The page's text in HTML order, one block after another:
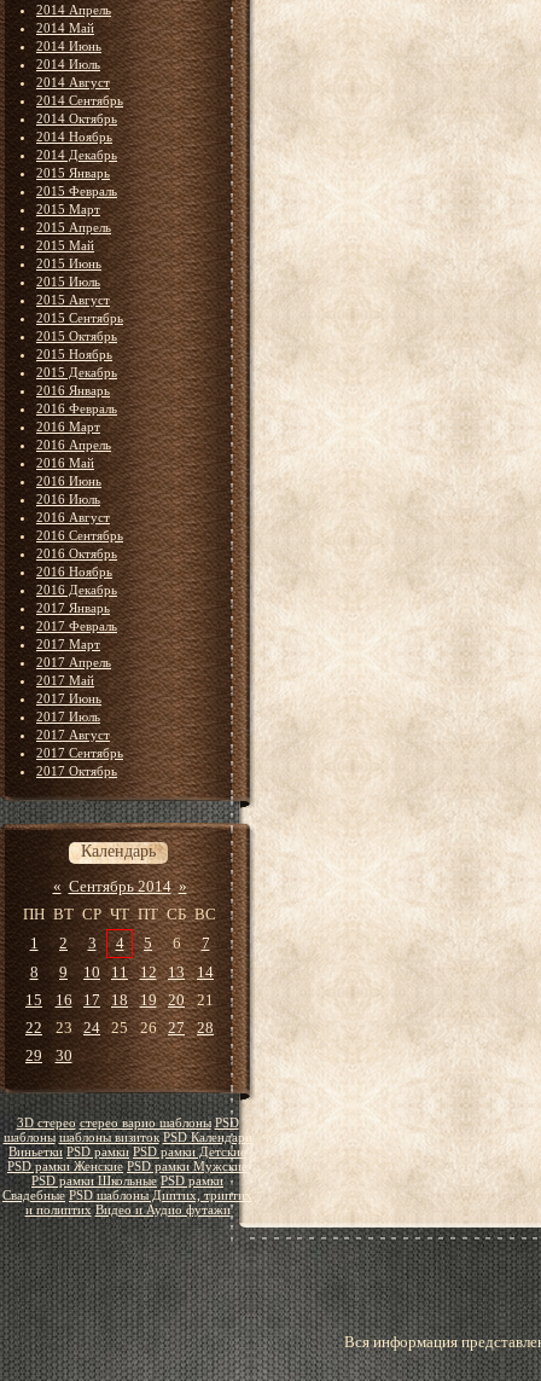
2014 Апрель
2014 Май
2014 Июнь
2014 Июль
2014 Август
2014 Сентябрь
2014 Октябрь
2014 Ноябрь
2014 Декабрь
2015 Январь
2015 Февраль
2015 Март
2015 Апрель
2015 Май
2015 Июнь
2015 Июль
2015 Август
2015 Сентябрь
2015 Октябрь
2015 Ноябрь
2015 Декабрь
2016 Январь
2016 Февраль
2016 Март
2016 Апрель
2016 Май
2016 Июнь
2016 Июль
2016 Август
2016 Сентябрь
2016 Октябрь
2016 Ноябрь
2016 Декабрь
2017 Январь
2017 Февраль
2017 Март
2017 Апрель
2017 Май
2017 Июнь
2017 Июль
2017 Август
2017 Сентябрь
2017 Октябрь
Календарь
« Сентябрь 2014 »
ПН ВТ СР ЧТ ПТ СБ ВС
1
2 3 4 5 6
7
8
9 10 11 12 13
14
15
16 17 18 19 20
21
22
23 24 25 26 27
28
29
30
3D стерео стерео варио шаблоны PSD
шаблоны шаблоны визиток PSD Календари
Виньетки PSD рамки PSD рамки Детские
PSD рамки Женские PSD рамки Мужские
PSD рамки Школьные PSD рамки
Свадебные PSD шаблоны Диптих, триптих
и полиптих Видео и Аудио футажи
Вся информация